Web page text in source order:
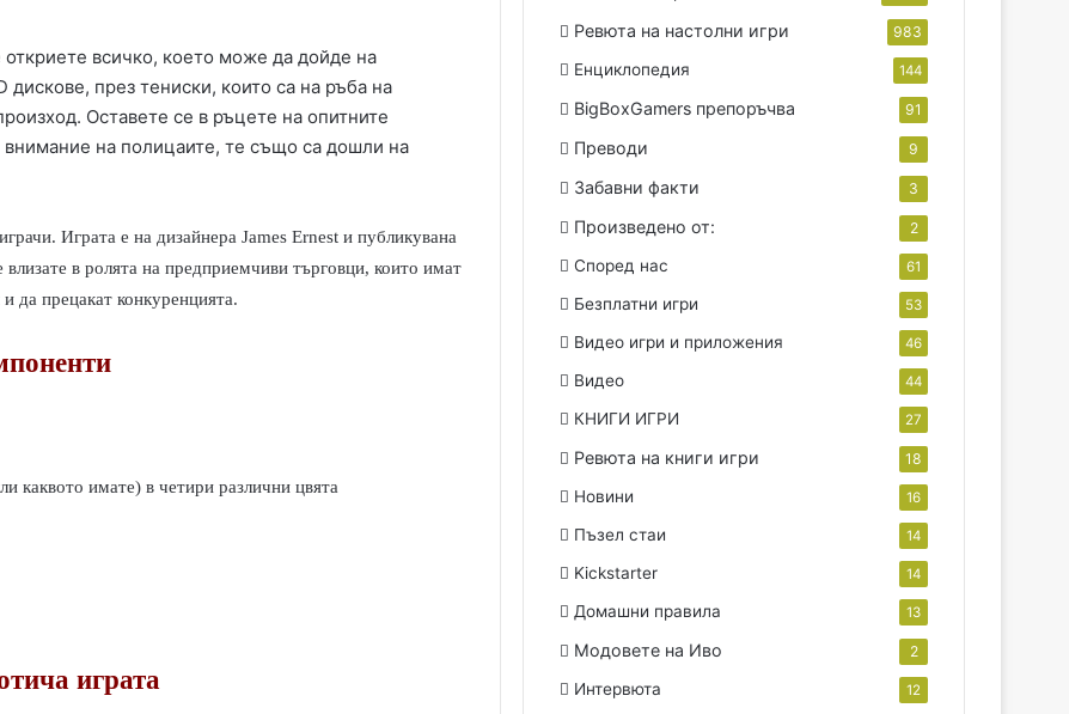
всичко, което може да дойде на
дискове, през тениски, които са на ръба на
Оставете се в ръцете на опитните
на полицаите, те също са дошли на
Играта е на дизайнера James Ernest и публикувана
в ролята на предприемчиви търговци, които имат
да прецакат конкуренцията.
каквото имате) в четири различни цвята
играта
Ревюта на настолни игри 983
Енциклопедия 144
BigBoxGamers препоръчва 91
Преводи 9
Забавни факти 3
Произведено от: 2
Според нас 61
Безплатни игри 53
Видео игри и приложения 46
Видео 44
КНИГИ ИГРИ 27
Ревюта на книги игри 18
Новини 16
Пъзел стаи 14
Kickstarter 14
Домашни правила 13
Модовете на Иво 2
Интервюта 12